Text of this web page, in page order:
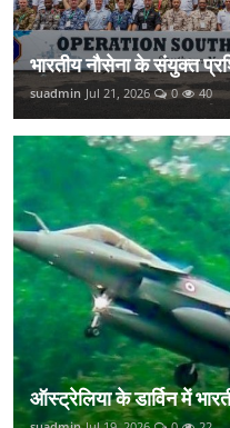
भारतीय नौसेना के संयुक्त
suadmin Jul 21, 2026 0 40
ऑस्ट्रेलिया के डार्विन में